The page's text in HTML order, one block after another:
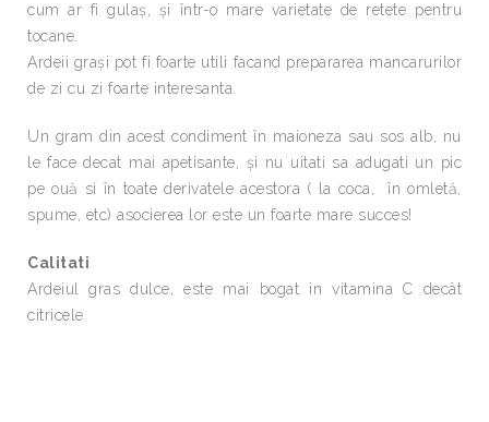
cum ar fi gulaş, şi într-o mare varietate de retete pentru
tocane.
Ardeii graşi pot fi foarte utili facand prepararea mancarurilor
de zi cu zi foarte interesanta.
Un gram din acest condiment în maioneza sau sos alb, nu
le face decat mai apetisante, şi nu uitati sa adugati un pic
pe ouă si în toate derivatele acestora ( la coca, în omletă,
spume, etc) asocierea lor este un foarte mare succes!
Calitati
Ardeiul gras dulce, este mai bogat in vitamina C decât
citricele